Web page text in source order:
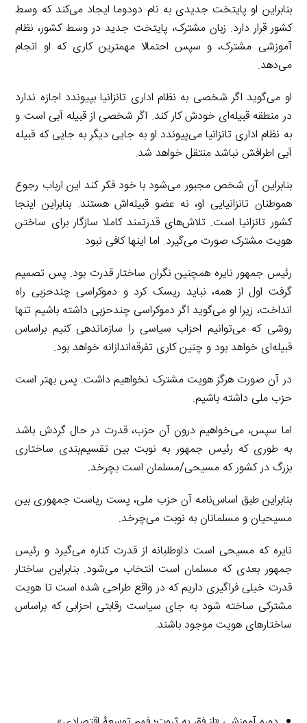
بنابراین او پایتخت جدیدی به نام دودوما ایجاد می‌کند که وسط
کشور قرار دارد. زبان مشترک، پایتخت جدید در وسط کشور، نظام
آموزشی مشترک، و سپس احتمالا مهمترین کاری که او انجام
می‌دهد.
او می‌گوید اگر شخصی به نظام اداری تانزانیا بپیوندد اجازه ندارد
در منطقه قبیله‌‌ای خودش کار کند. اگر شخصی از قبیله آبی است و
به نظام اداری تانزانیا می‌پیوندد او به جایی دیگر به جایی که قبیله
آبی اطرافش نباشد منتقل خواهد شد.
بنابراین آن شخص مجبور می‌شود با خود فکر کند این ارباب رجوع
هموطنان تانزانیایی او، نه عضو قبیله‌اش هستند. بنابراین اینجا
کشور تانزانیا است. تلاش‌های قدرتمند کاملا سازگار برای ساختن
هویت مشترک صورت می‌گیرد. اما اینها کافی نبود.
رئیس جمهور نایره همچنین نگران ساختار قدرت بود. پس تصمیم
گرفت اول از همه، نباید ریسک کرد و دموکراسی چندحزبی راه
انداخت، زیرا او می‌گوید اگر دموکراسی چندحزبی داشته باشیم تنها
روشی که می‌توانیم احزاب سیاسی را سازماندهی کنیم براساس
قبیله‌ای خواهد بود و چنین کاری تفرقه‌‌اندازانه خواهد بود.
در آن صورت هرگز هویت مشترک نخواهیم داشت. پس بهتر است
حزب ملی داشته باشیم.
اما سپس، می‌خواهیم درون آن حزب، قدرت در حال گردش باشد
به طوری که رئیس جمهور به نوبت بین تقسیم‌بندی ساختاری
بزرگ در کشور که مسیحی/مسلمان است بچرخد.
بنابراین طبق اساس‌نامه آن حزب ملی، پست ریاست جمهوری بین
مسیحیان و مسلمانان به نوبت می‌چرخد.
نایره که مسیحی است داوطلبانه از قدرت کناره می‌گیرد و رئیس
جمهور بعدی که مسلمان است انتخاب می‌شود. بنابراین ساختار
قدرت خیلی فراگیری داریم که در واقع طراحی شده است تا هویت
مشترکی ساخته شود به جای سیاست رقابتی احزابی که براساس
ساختارهای هویت موجود باشند.